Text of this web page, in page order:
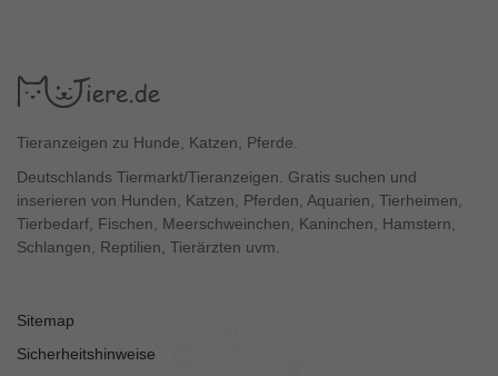
Tieranzeigen zu Hunde, Katzen, Pferde.
Deutschlands Tiermarkt/Tieranzeigen. Gratis suchen und
inserieren von Hunden, Katzen, Pferden, Aquarien, Tierheimen,
Tierbedarf, Fischen, Meerschweinchen, Kaninchen, Hamstern,
Schlangen, Reptilien, Tierärzten uvm.
Sitemap
Sicherheitshinweise